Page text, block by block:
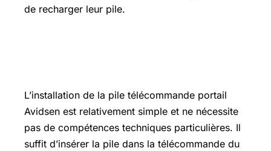
de recharger leur pile.
L’installation de la pile télécommande portail
Avidsen est relativement simple et ne nécessite
pas de compétences techniques particulières. Il
suffit d’insérer la pile dans la télécommande du